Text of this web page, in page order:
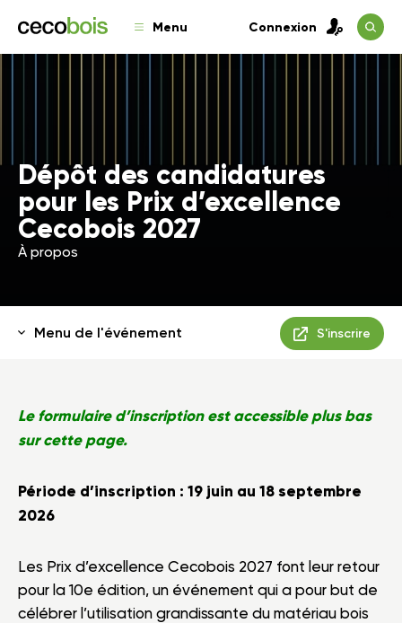
Menu Connexion
Dépôt des candidatures
pour les Prix d’excellence
Cecobois 2027
À propos
Menu de l'événement S'inscrire
Le formulaire d’inscription est accessible plus bas
sur cette page.
Période d’inscription : 19 juin au 18 septembre
2026
Les Prix d’excellence Cecobois 2027 font leur retour
pour la 10e édition, un événement qui a pour but de
célébrer l’utilisation grandissante du matériau bois